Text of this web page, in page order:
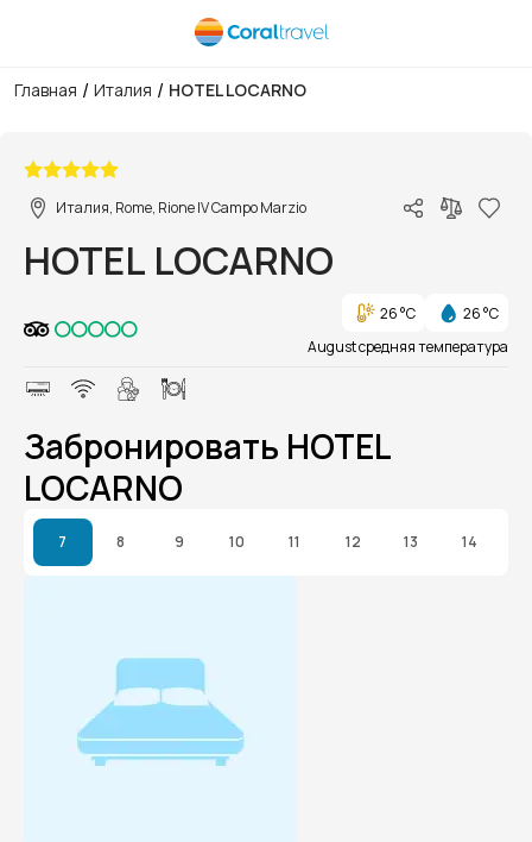
Главная / Италия / HOTEL LOCARNO
Италия, Rome, Rione IV Campo Marzio
HOTEL LOCARNO
26 °C
26 °C
August средняя температура
Забронировать HOTEL
LOCARNO
7 8 9 10 11 12 13 14